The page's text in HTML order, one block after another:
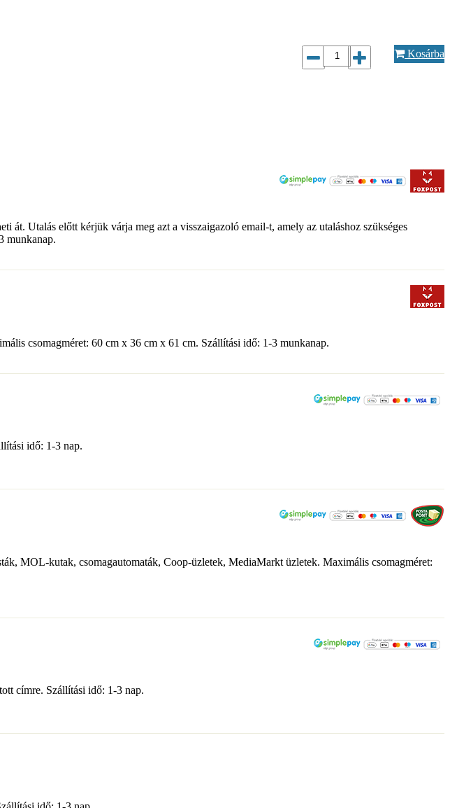
Kosárba
át. Utalás előtt kérjük várja meg azt a visszaigazoló email-t, amely az utaláshoz szükséges
munkanap.
csomagméret: 60 cm x 36 cm x 61 cm. Szállítási idő: 1-3 munkanap.
idő: 1-3 nap.
MOL-kutak, csomagautomaták, Coop-üzletek, MediaMarkt üzletek. Maximális csomagméret:
címre. Szállítási idő: 1-3 nap.